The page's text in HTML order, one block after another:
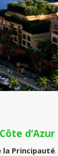
d’Azur
Principauté